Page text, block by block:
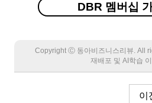
DBR 멤버십
Copyright Ⓒ 동아비즈니스리뷰. All
재배포 및 AI학습 이
이